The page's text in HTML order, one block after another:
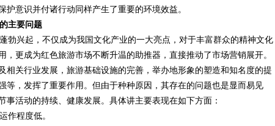
意识并付诸行动同样产生了重要的环境效益。
主要问题
兴起，不仅成为我国文化产业的一大亮点，对于丰富群众的精神文化
，更成为红色旅游市场不断升温的助推器，直接推动了市场营销展开。
相关行业发展，旅游基础设施的完善，举办地形象的塑造和知名度的提
等，发挥了重要作用。但由于种种原因，其存在的问题也是显而易见
事活动的持续、健康发展。具体讲主要表现在如下方面：
作程度低。